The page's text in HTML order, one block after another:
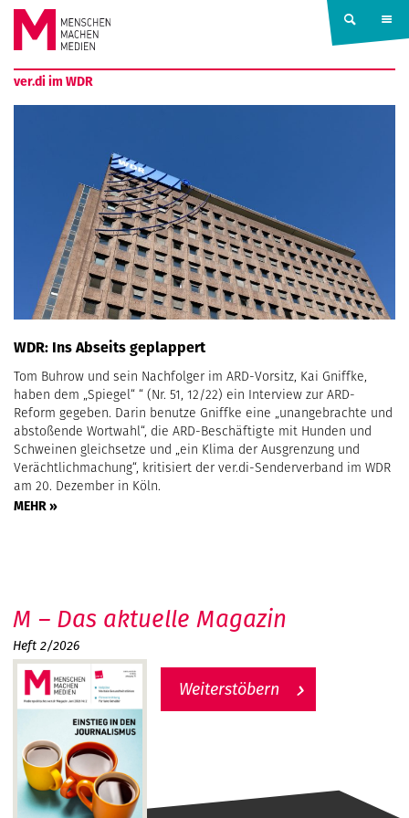
Springe zum Inhalt
MENSCHEN
MACHEN
MEDIEN
ver.di im WDR
WDR: Ins Abseits geplappert
Tom Buhrow und sein Nachfolger im ARD-Vorsitz, Kai Gniffke,
haben dem „Spiegel“ “ (Nr. 51, 12/22) ein Interview zur ARD-
Reform gegeben. Darin benutze Gniffke eine „unangebrachte und
abstoßende Wortwahl“, die ARD-Beschäftigte mit Hunden und
Schweinen gleichsetze und „ein Klima der Ausgrenzung und
Verächtlichmachung“, kritisiert der ver.di-Senderverband im WDR
am 20. Dezember in Köln.
MEHR »
M – Das aktuelle Magazin
Heft 2/2026
Weiterstöbern